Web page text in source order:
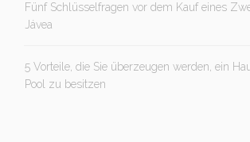
Fünf Schlüsselfragen vor dem Kauf eines
Jávea
5 Vorteile, die Sie überzeugen werden, ein
Pool zu besitzen